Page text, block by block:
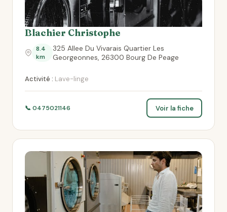
Blachier Christophe
8.4
km
325 Allee Du Vivarais Quartier Les
Georgeonnes, 26300 Bourg De Peage
Activité : Lave-linge
📞 0475021146 Voir la fiche